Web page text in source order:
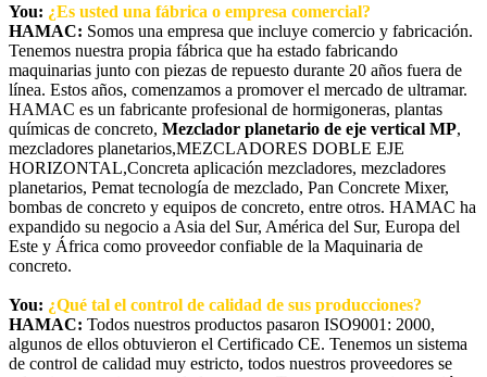
You: ¿Es usted una fábrica o empresa comercial?
HAMAC: Somos una empresa que incluye comercio y fabricación.
Tenemos nuestra propia fábrica que ha estado fabricando
maquinarias junto con piezas de repuesto durante 20 años fuera de
línea. Estos años, comenzamos a promover el mercado de ultramar.
HAMAC es un fabricante profesional de hormigoneras, plantas
químicas de concreto, Mezclador planetario de eje vertical MP,
mezcladores planetarios,MEZCLADORES DOBLE EJE
HORIZONTAL,Concreta aplicación mezcladores, mezcladores
planetarios, Pemat tecnología de mezclado, Pan Concrete Mixer,
bombas de concreto y equipos de concreto, entre otros. HAMAC ha
expandido su negocio a Asia del Sur, América del Sur, Europa del
Este y África como proveedor confiable de la Maquinaria de
concreto.
You: ¿Qué tal el control de calidad de sus producciones?
HAMAC: Todos nuestros productos pasaron ISO9001: 2000,
algunos de ellos obtuvieron el Certificado CE. Tenemos un sistema
de control de calidad muy estricto, todos nuestros proveedores se